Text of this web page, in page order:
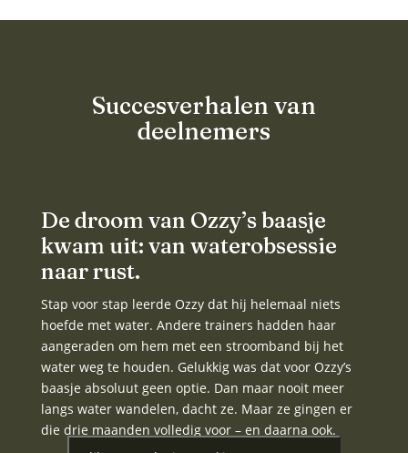
Succesverhalen van
deelnemers
De droom van Ozzy’s baasje
kwam uit: van waterobsessie
naar rust.
Stap voor stap leerde Ozzy dat hij helemaal niets
hoefde met water. Andere trainers hadden haar
aangeraden om hem met een stroomband bij het
water weg te houden. Gelukkig was dat voor Ozzy’s
baasje absoluut geen optie. Dan maar nooit meer
langs water wandelen, dacht ze. Maar ze gingen er
die drie maanden volledig voor – en daarna ook.